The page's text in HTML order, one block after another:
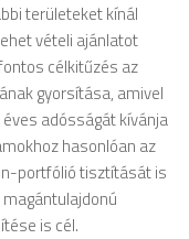
területeket kínál
vételi ajánlatot
célkitűzés az
gyorsítása, amivel
adósságát kívánja
hasonlóan az
portfólió tisztítását is
is cél.